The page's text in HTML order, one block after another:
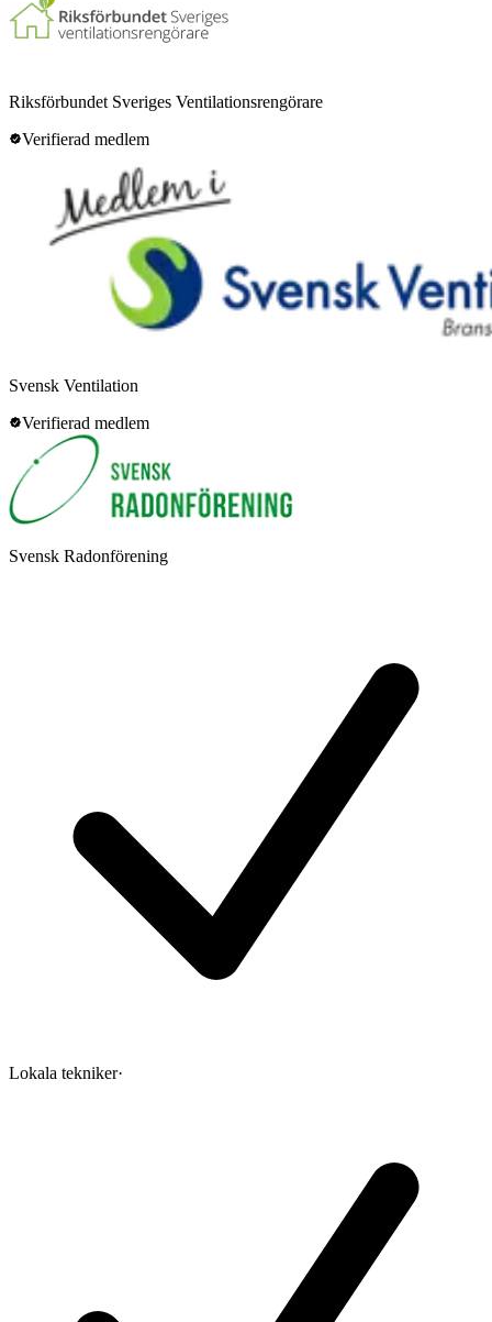
Riksförbundet Sveriges Ventilationsrengörare
Verifierad medlem
Svensk Ventilation
Verifierad medlem
Svensk Radonförening
Lokala tekniker·